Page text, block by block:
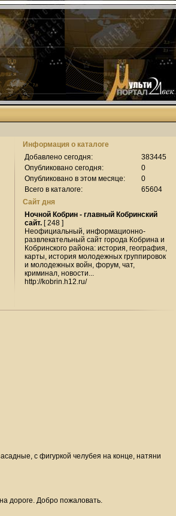
Информация о каталоге
Добавлено сегодня:
383445
Опубликовано сегодня:
0
Опубликовано в этом месяце:
0
Всего в каталоге:
65604
Сайт дня
Ночной Кобрин - главный Кобринский
сайт. [ 248 ]
Неофициальный, информационно-
развлекательный сайт города Кобрина и
Кобринского района: история, география,
карты, история молодежных группировок
и молодежных войн, форум, чат,
криминал, новости...
http://kobrin.h12.ru/
с фигуркой челубея на конце, натяни
дороге. Добро пожаловать.